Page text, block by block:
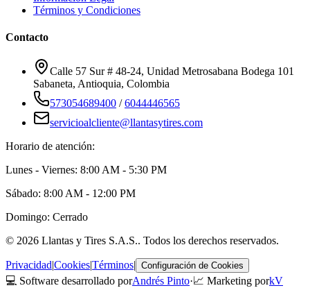
Términos y Condiciones
Contacto
Calle 57 Sur # 48-24, Unidad Metrosabana Bodega 101
Sabaneta, Antioquia, Colombia
573054689400 /6044446565
servicioalcliente@llantasytires.com
Horario de atención:
Lunes - Viernes: 8:00 AM - 5:30 PM
Sábado: 8:00 AM - 12:00 PM
Domingo: Cerrado
© 2026 Llantas y Tires S.A.S.. Todos los derechos reservados.
Privacidad|Cookies|Términos| Configuración de Cookies
💻 Software desarrollado porAndrés Pinto·📈 Marketing porkV